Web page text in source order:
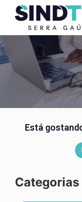
Está
Categorias